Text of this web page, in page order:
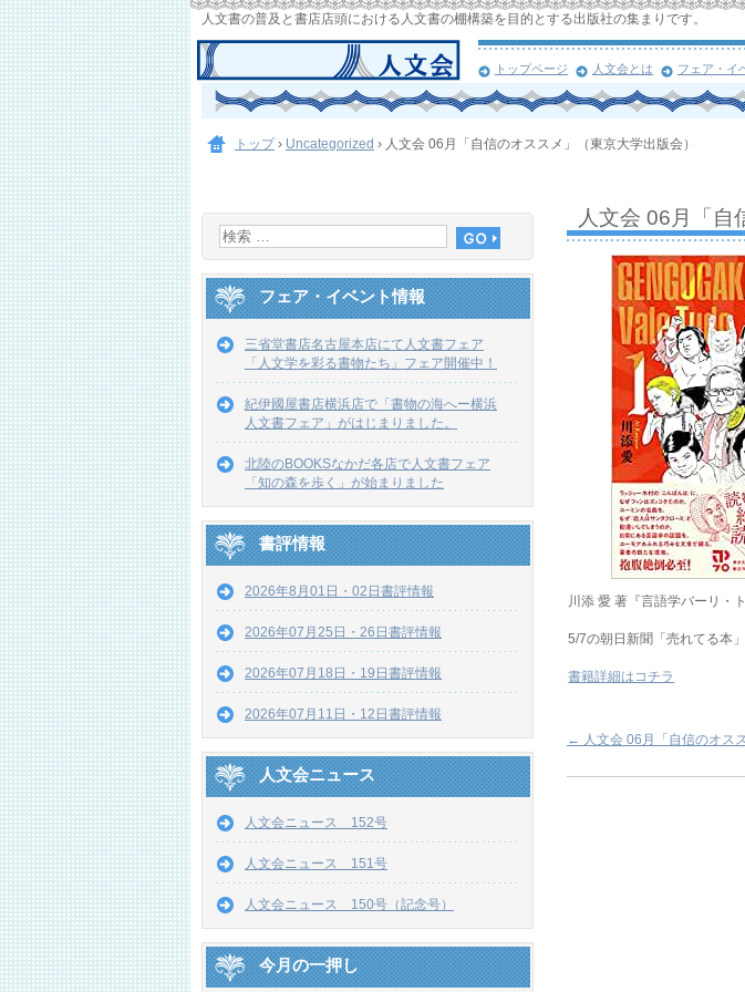
人文書の普及と書店店頭における人文書の棚構築を目的とする出版社の集まりです。
トップページ 人文会とは フェア・イ
トップ › Uncategorized › 人文会 06月「自信のオススメ」（東京大学出版会）
人文会 06月「自
川添 愛 著『言語学バーリ・
5/7の朝日新聞「売れてる本
書籍詳細はコチラ
← 人文会 06月「自信のオス
フェア・イベント情報
三省堂書店名古屋本店にて人文書フェア
「人文学を彩る書物たち」フェア開催中！
紀伊國屋書店横浜店で「書物の海へー横浜
人文書フェア」がはじまりました。
北陸のBOOKSなかだ各店で人文書フェア
「知の森を歩く」が始まりました
書評情報
2026年8月01日・02日書評情報
2026年07月25日・26日書評情報
2026年07月18日・19日書評情報
2026年07月11日・12日書評情報
人文会ニュース
人文会ニュース 152号
人文会ニュース 151号
人文会ニュース 150号（記念号）
今月の一押し